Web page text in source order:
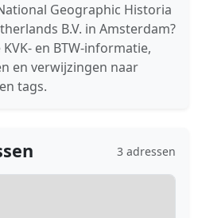
Geographic Historia
B.V. in Amsterdam?
en BTW-informatie,
en verwijzingen naar
tags.
3 adressen